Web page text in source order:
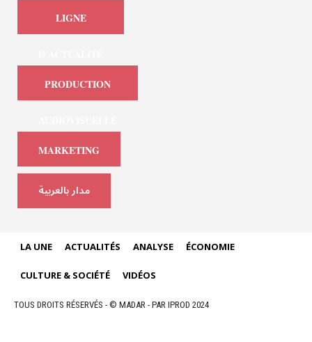
LIGNE
PRODUCTION
MARKETING
مدار بالعربية
LA UNE ACTUALITÉS ANALYSE ÉCONOMIE
CULTURE & SOCIÉTÉ VIDÉOS
TOUS DROITS RÉSERVÉS - © MADAR - PAR IPROD 2024